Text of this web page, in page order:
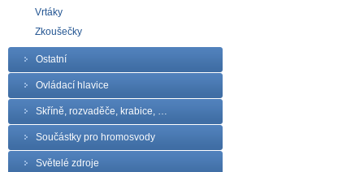
Vrtáky
Zkoušečky
Ostatní
Ovládací hlavice
Skříně, rozvaděče, krabice, …
Součástky pro hromosvody
Světelé zdroje